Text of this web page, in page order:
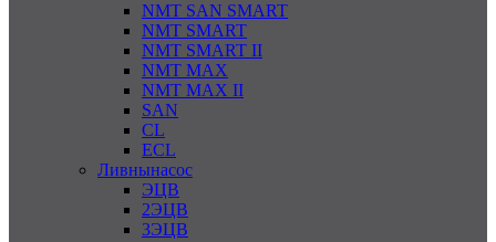
NMT SAN SMART
NMT SMART
NMT SMART II
NMT MAX
NMT MAX II
SAN
CL
ECL
Ливнынасос
ЭЦВ
2ЭЦВ
3ЭЦВ